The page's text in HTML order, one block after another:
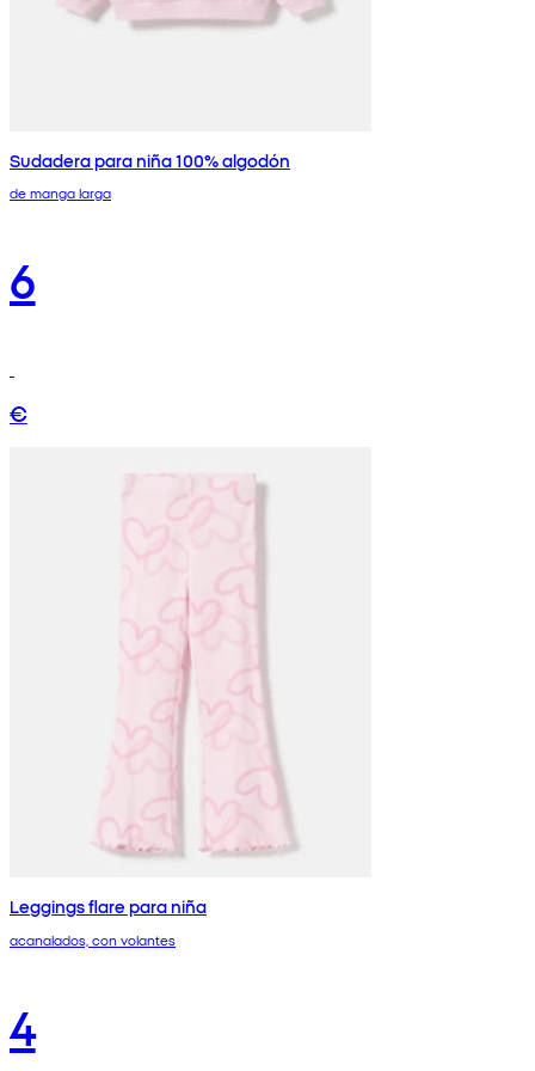
Sudadera para niña 100% algodón
de manga larga
6
€
Leggings flare para niña
acanalados, con volantes
4